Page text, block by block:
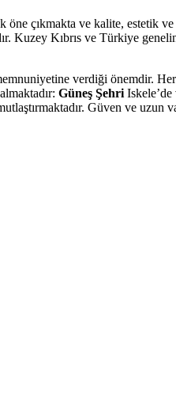
çıkmakta ve kalite, estetik
. Kuzey Kıbrıs ve Türkiye
verdiği önemdir.
Güneş Şehri Iskele’de
. Güven ve uzun